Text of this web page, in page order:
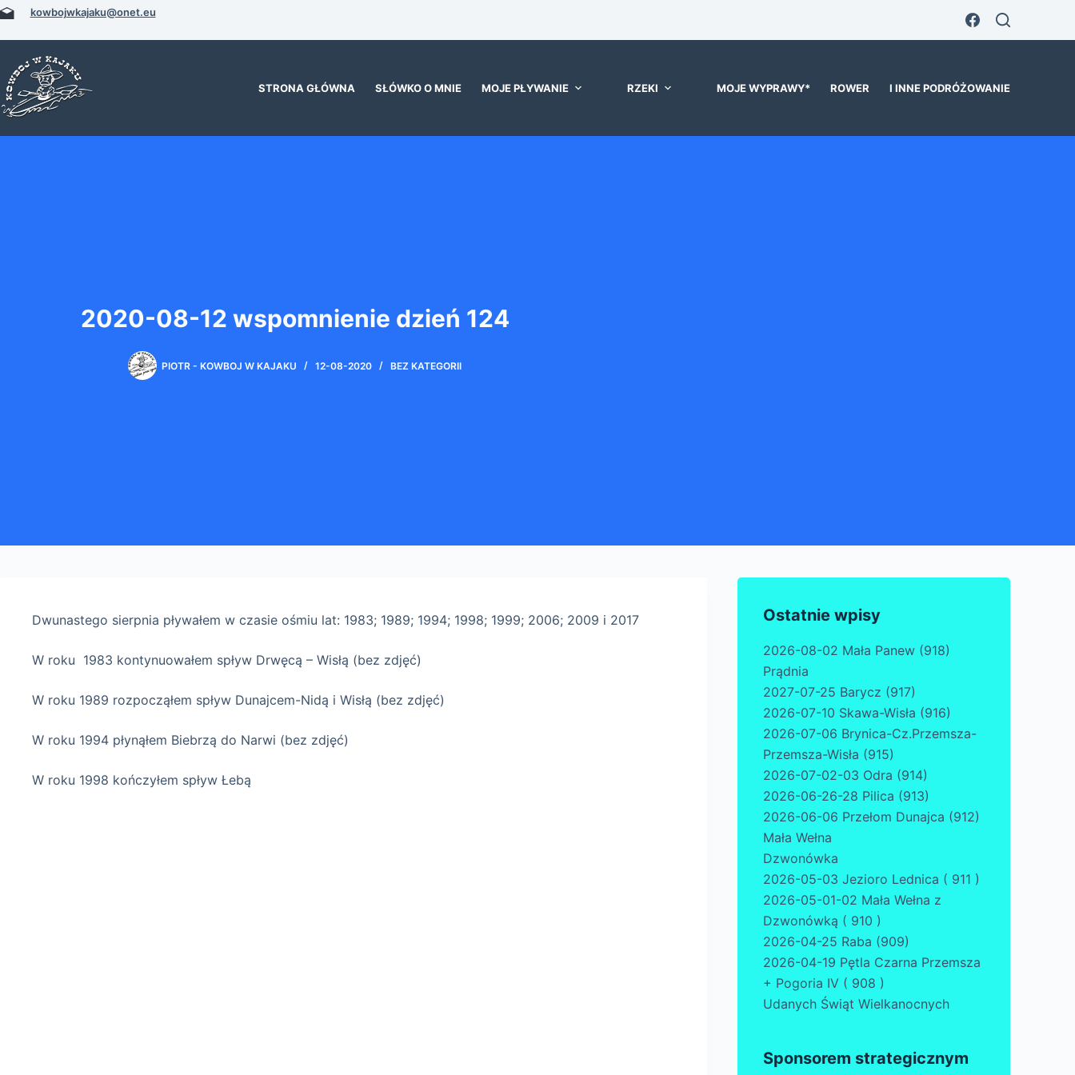
Przejdźkowbojwkajaku@onet.eu
STRONA GŁÓWNA SŁÓWKO O MNIE MOJE PŁYWANIE RZEKI MOJE WYPRAWY* ROWER I INNE PODRÓŻOWANIE
2020-08-12 wspomnienie dzień 124
PIOTR - KOWBOJ W KAJAKU 12-08-2020 BEZ KATEGORII
Dwunastego sierpnia pływałem w czasie ośmiu lat: 1983; 1989; 1994; 1998; 1999; 2006; 2009 i 2017
W roku 1983 kontynuowałem spływ Drwęcą – Wisłą (bez zdjęć)
W roku 1989 rozpocząłem spływ Dunajcem-Nidą i Wisłą (bez zdjęć)
W roku 1994 płynąłem Biebrzą do Narwi (bez zdjęć)
W roku 1998 kończyłem spływ Łebą
Ostatnie wpisy
2026-08-02 Mała Panew (918)
Prądnia
2027-07-25 Barycz (917)
2026-07-10 Skawa-Wisła (916)
2026-07-06 Brynica-Cz.Przemsza-
Przemsza-Wisła (915)
2026-07-02-03 Odra (914)
2026-06-26-28 Pilica (913)
2026-06-06 Przełom Dunajca (912)
Mała Wełna
Dzwonówka
2026-05-03 Jezioro Lednica ( 911 )
2026-05-01-02 Mała Wełna z
Dzwonówką ( 910 )
2026-04-25 Raba (909)
2026-04-19 Pętla Czarna Przemsza
+ Pogoria IV ( 908 )
Udanych Świąt Wielkanocnych
Sponsorem strategicznym